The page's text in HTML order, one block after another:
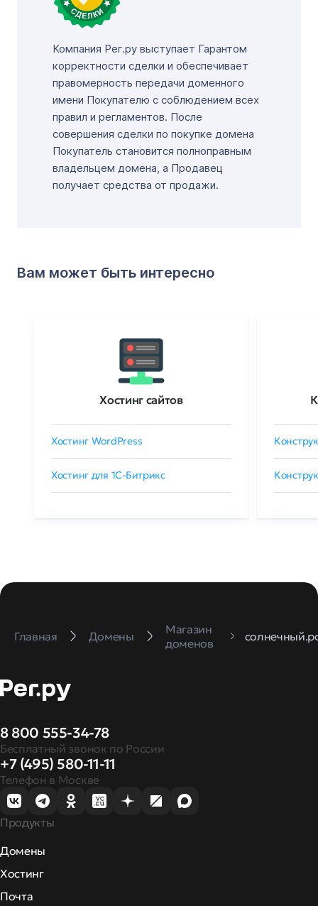
Компания Рег.ру выступает Гарантом
корректности сделки и обеспечивает
правомерность передачи доменного
имени Покупателю с соблюдением всех
правил и регламентов. После
совершения сделки по покупке домена
Покупатель становится полноправным
владельцем домена, а Продавец
получает средства от продажи.
Вам может быть интересно
Хостинг сайтов
Хостинг WordPress
Хостинг для 1C-Битрикс
Главная Домены
Магазин
доменов
8 800 555-34-78
Бесплатный звонок по России
+7 (495) 580-11-11
Телефон в Москве
Продукты
Домены
Хостинг
Почта